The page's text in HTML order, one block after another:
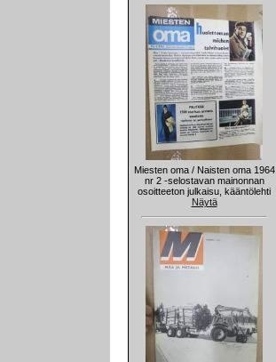
Miesten oma / Naisten oma 1964
nr 2 -selostavan mainonnan
osoitteeton julkaisu, kääntölehti
Näytä